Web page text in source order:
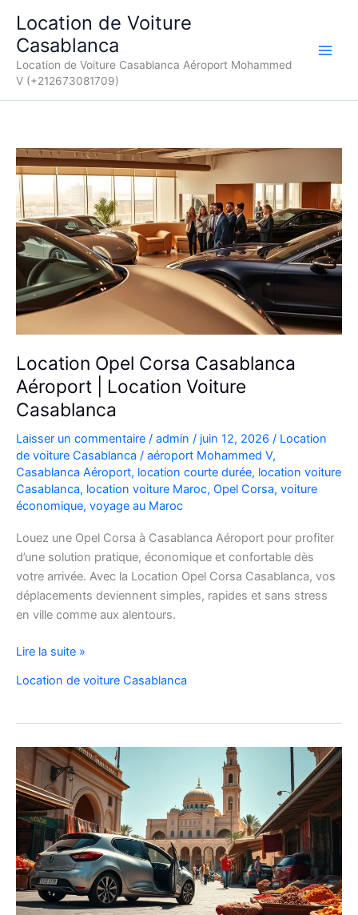
contenu
Location de Voiture
Casablanca
Location de Voiture Casablanca Aéroport Mohammed
V (+212673081709)
Location Opel Corsa Casablanca
Aéroport | Location Voiture
Casablanca
Laisser un commentaire / admin / juin 12, 2026 / Location
de voiture Casablanca / aéroport Mohammed V,
Casablanca Aéroport, location courte durée, location voiture
Casablanca, location voiture Maroc, Opel Corsa, voiture
économique, voyage au Maroc
Louez une Opel Corsa à Casablanca Aéroport pour profiter
d’une solution pratique, économique et confortable dès
votre arrivée. Avec la Location Opel Corsa Casablanca, vos
déplacements deviennent simples, rapides et sans stress
en ville comme aux alentours.
Location
Corsa
Aéroport
|
Location
Voiture
Casablanca
Lire la suite »
Location de voiture Casablanca